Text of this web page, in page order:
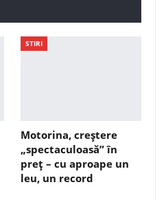
STIRI
Motorina, creștere
„spectaculoasă” în
preț – cu aproape un
leu, un record